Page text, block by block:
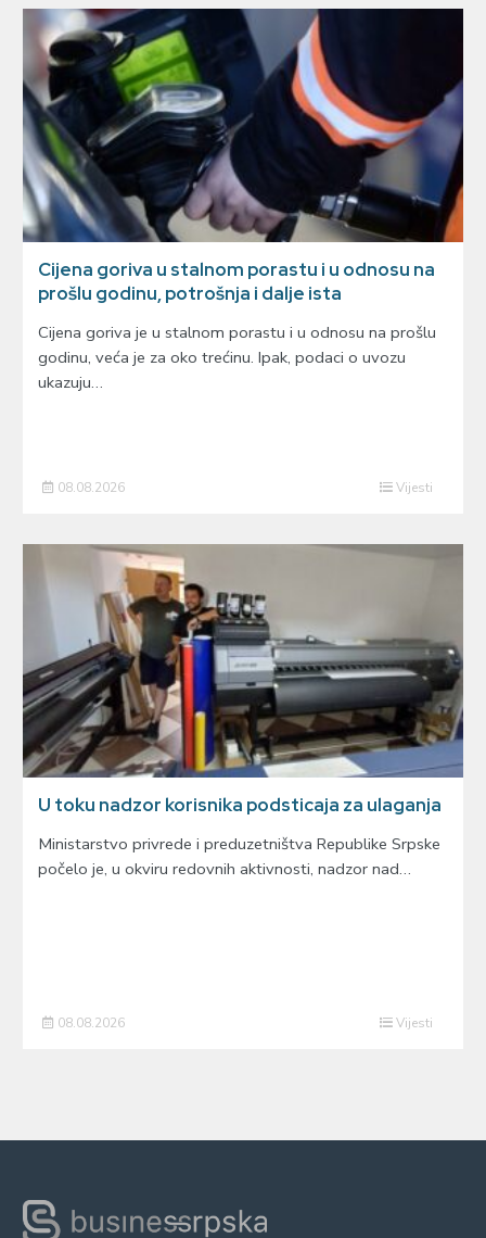
Cijena goriva u stalnom porastu i u odnosu na
prošlu godinu, potrošnja i dalje ista
Cijena goriva je u stalnom porastu i u odnosu na prošlu
godinu, veća je za oko trećinu. Ipak, podaci o uvozu
ukazuju…
08.08.2026 Vijesti
U toku nadzor korisnika podsticaja za ulaganja
Ministarstvo privrede i preduzetništva Republike Srpske
počelo je, u okviru redovnih aktivnosti, nadzor nad…
08.08.2026 Vijesti